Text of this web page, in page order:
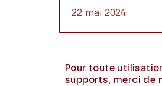
22 mai 2024
Pour toute
supports, merci de